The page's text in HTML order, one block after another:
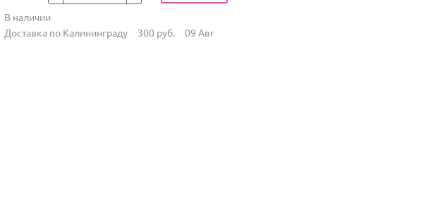
Количество
В наличии
Условия доставки
Доставка по Калининграду 300 руб. 09 Авг